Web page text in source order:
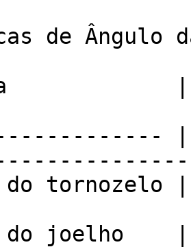
de Ângulo
|
do tornozelo
do joelho    |